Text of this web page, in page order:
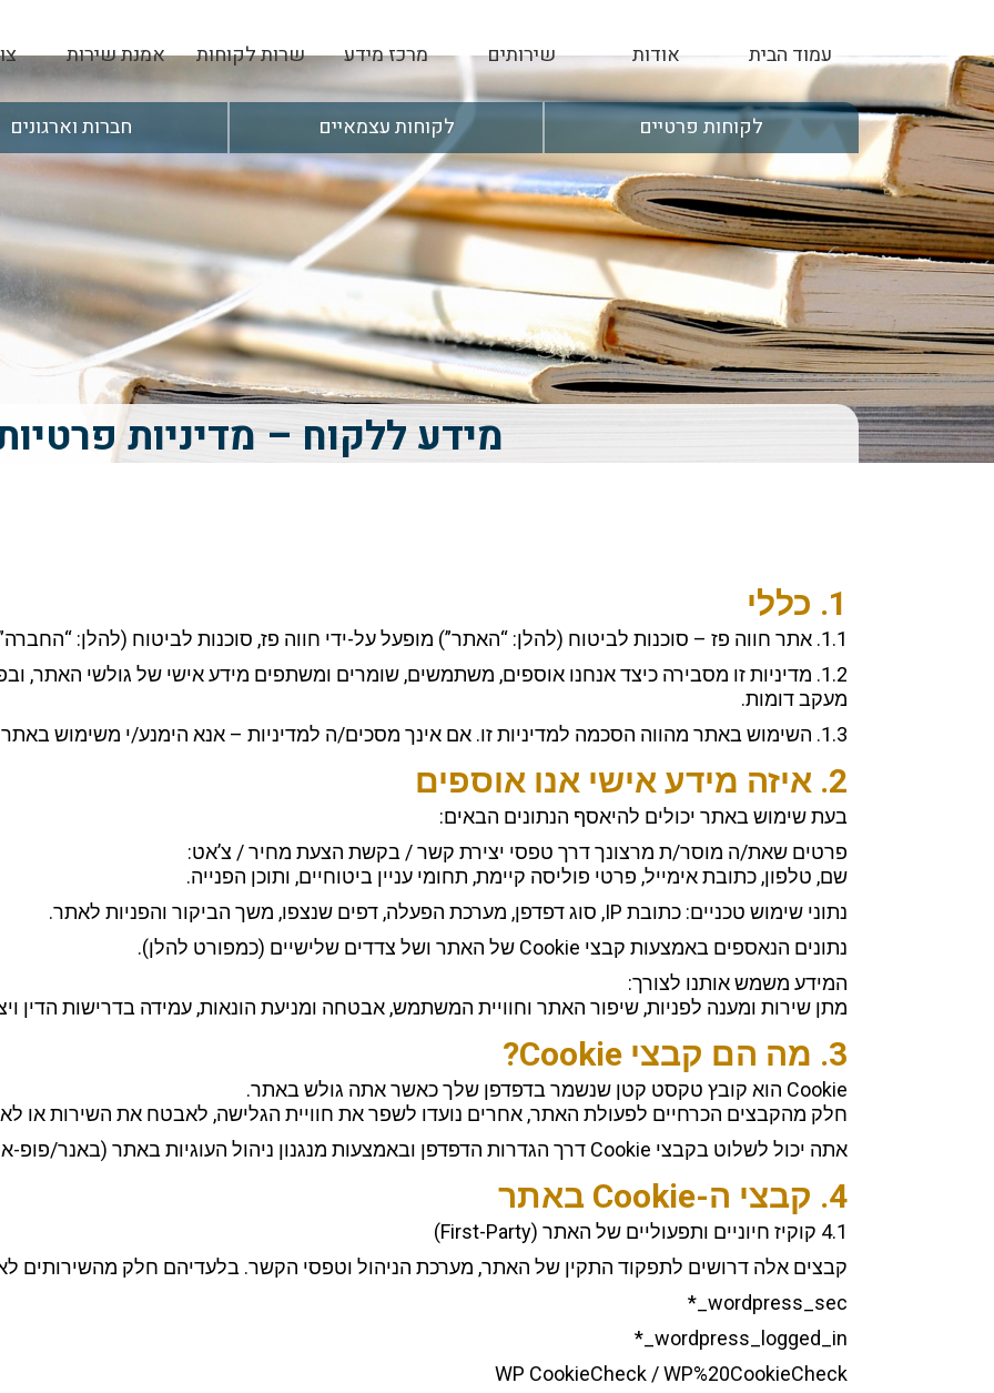
עמוד הבית אודות שירותים
בדיקת תיק ביטוח לעצמאי
ניהול ותכנון תיק ביטוח וחיסכון למשפחה
פתרונות לחסכון והשקעה
תכנון לגיל הפרישה
הסדרים פנסיונים לעובדים ומעסיקים
מרכז מידע
מאמרים
מילון מונחים
מידע ללקוח – הצהרת נגישות
שרות לקוחות אמנת שירות
לקוחות פרטיים לקוחות עצמאיים חברות וארגונים
מידע ללקוח – מדיניות
1. כללי
1.1. אתר חווה פז – סוכנות לביטוח (להלן: “האתר”) מופעל על-ידי חווה פז, סוכנות לביטוח (להלן: “החברה”, “אנחנו”).
מעקב דומות.
1.3. השימוש באתר מהווה הסכמה למדיניות זו. אם אינך מסכים/ה למדיניות – אנא הימנע/י משימוש באתר.
2. איזה מידע אישי אנו אוספים
בעת שימוש באתר יכולים להיאסף הנתונים הבאים:
פרטים שאת/ה מוסר/ת מרצונך דרך טפסי יצירת קשר / בקשת הצעת מחיר / צ’אט:
שם, טלפון, כתובת אימייל, פרטי פוליסה קיימת, תחומי עניין ביטוחיים, ותוכן הפנייה.
נתוני שימוש טכניים: כתובת IP, סוג דפדפן, מערכת הפעלה, דפים שנצפו, משך הביקור והפניות לאתר.
נתונים הנאספים באמצעות קבצי Cookie של האתר ושל צדדים שלישיים (כמפורט להלן).
המידע משמש אותנו לצורך:
מתן שירות ומענה לפניות, שיפור האתר וחוויית המשתמש, אבטחה ומניעת הונאות, עמידה בדרישות הדין
3. מה הם קבצי Cookie?
Cookie הוא קובץ טקסט קטן שנשמר בדפדפן שלך כאשר אתה גולש באתר.
חלק מהקבצים הכרחיים לפעולת האתר, אחרים נועדו לשפר את חוויית הגלישה, לאבטח את השירות או
אתה יכול לשלוט בקבצי Cookie דרך הגדרות הדפדפן ובאמצעות מנגנון ניהול העוגיות באתר (באנר/פופ-אפ ההסכמה).
4. קבצי ה-Cookie באתר
4.1 קוקיז חיוניים ותפעוליים של האתר (First-Party)
קבצים אלה דרושים לתפקוד התקין של האתר, מערכת הניהול וטפסי הקשר. בלעדיהם חלק מהשירותים
wordpress_sec_*
wordpress_logged_in_*
WP CookieCheck / WP%20CookieCheck